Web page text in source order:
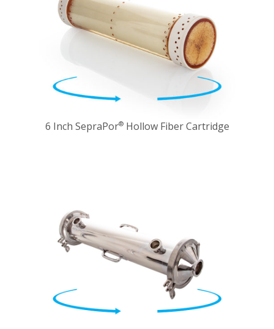
6 Inch SepraPor®Hollow Fiber Cartridge